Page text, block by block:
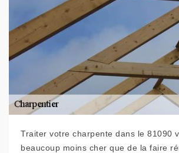
Traiter votre charpente dans le 81090
beaucoup moins cher que de la faire